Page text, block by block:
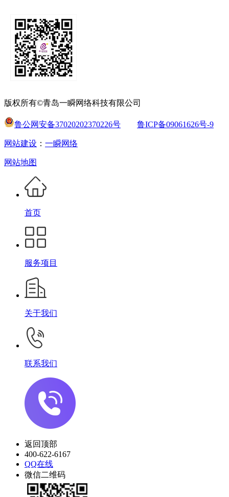
版权所有©青岛一瞬网络科技有限公司
鲁公网安备37020202370226号 鲁ICP备09061626号-9
网站建设 ： 一瞬网络
网站地图
首页
服务项目
关于我们
联系我们
返回顶部
400-622-6167
QQ在线
微信二维码